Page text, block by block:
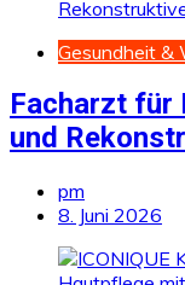
Gesundheit &
Facharzt für
und
pm
8. Juni 2026